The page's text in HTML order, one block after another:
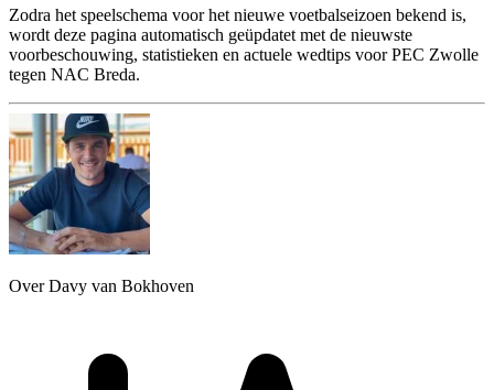
Zodra het speelschema voor het nieuwe voetbalseizoen bekend is,
wordt deze pagina automatisch geüpdatet met de nieuwste
voorbeschouwing, statistieken en actuele wedtips voor PEC Zwolle
tegen NAC Breda.
Over Davy van Bokhoven